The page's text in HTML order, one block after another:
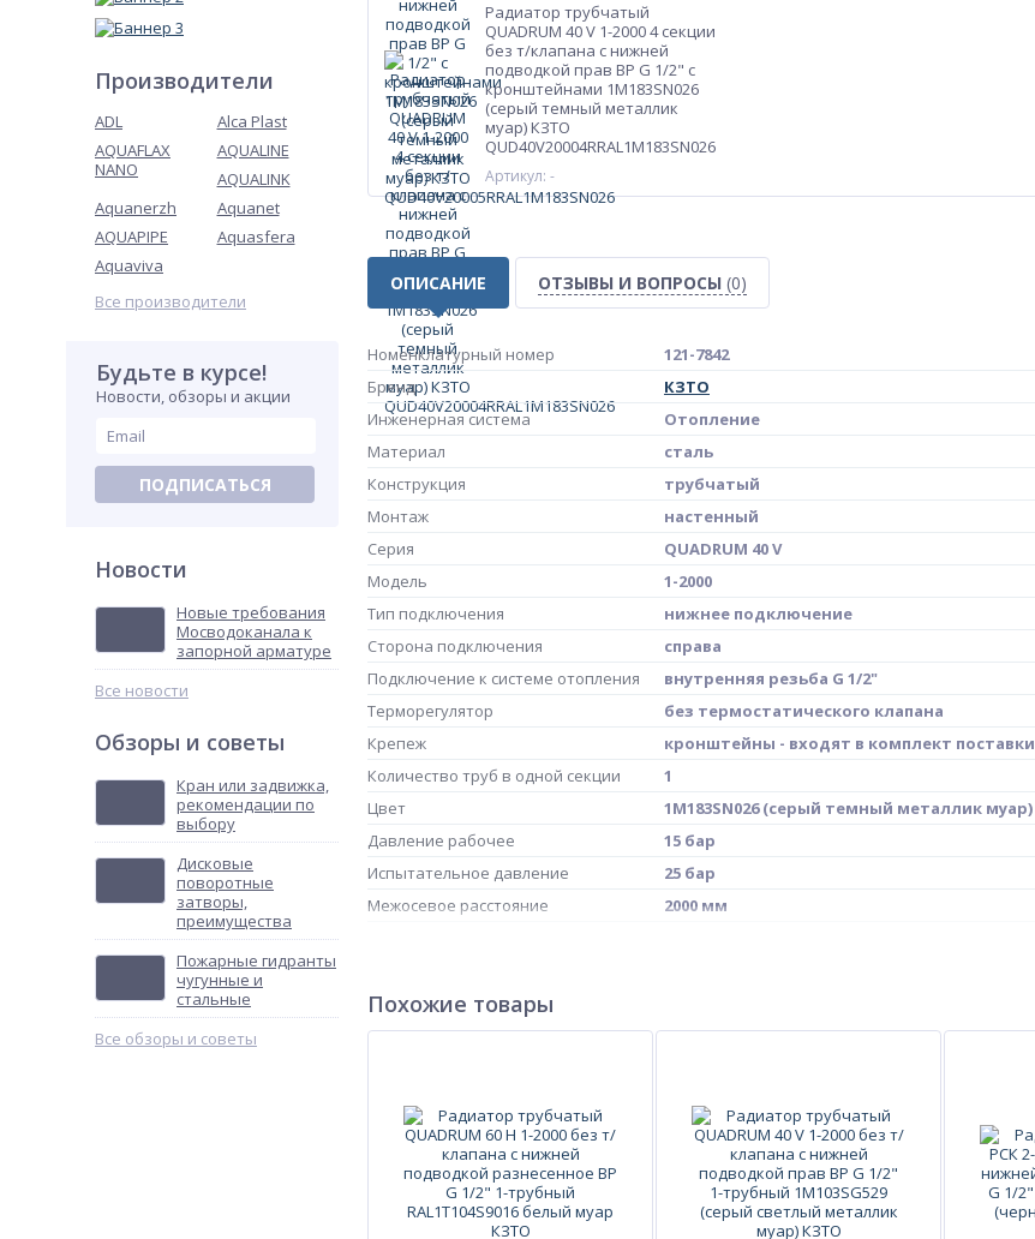
Производители
ADL
Alca Plast
AQUAFLAX
NANO
AQUALINE
AQUALINK
Aquanerzh
Aquanet
AQUAPIPE
Aquasfera
Aquaviva
Все производители
Будьте в курсе!
Новости, обзоры и акции
ПОДПИСАТЬСЯ
Новости
Новые требования
Мосводоканала к
запорной арматуре
Все новости
Обзоры и советы
Кран или задвижка,
рекомендации по
выбору
Дисковые
поворотные
затворы,
преимущества
Пожарные гидранты
чугунные и
стальные
Все обзоры и советы
Радиатор трубчатый
QUADRUM 40 V 1-2000 4 секции
без т/клапана с нижней
подводкой прав ВР G 1/2" с
кронштейнами 1M183SN026
(серый темный металлик
муар) КЗТО
QUD40V20004RRAL1M183SN026
Артикул: -
ОПИСАНИЕ ОТЗЫВЫ И ВОПРОСЫ (0)
Номенклатурный номер
121-7842
Бренд
КЗТО
Инженерная система
Отопление
Материал
сталь
Конструкция
трубчатый
Монтаж
настенный
Серия
QUADRUM 40 V
Модель
1-2000
Тип подключения
нижнее подключение
Сторона подключения
справа
Подключение к системе отопления
внутренняя резьба G 1/2"
Терморегулятор
без термостатического клапана
Крепеж
кронштейны - входят в комплект поставки
Количество труб в одной секции
1
Цвет
1M183SN026 (серый темный металлик муар)
Давление рабочее
15 бар
Испытательное давление
25 бар
Межосевое расстояние
2000 мм
Монтаж радиатора
Страна происхождения
Россия
Количество секций
4 секции
Артикул
QUD40V20004RRAL1M183SN026
Похожие товары